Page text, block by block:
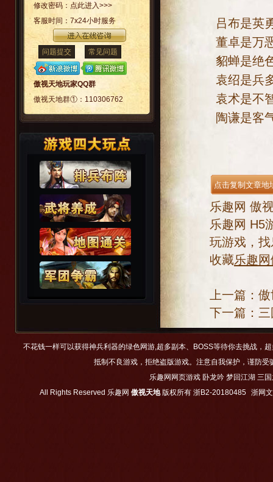
修改密码： 点此进入>>>
客服时间： 7x24小时服务
问题提交 常见问题
傲视天地玩家QQ群
傲视天地群①： 110306762
吕布是英勇
董卓是万恶
貂蝉是绝色
袁绍是兵多
袁术是不智
陶谦是客气
乐趣网 傲
乐趣网 H5
玩游戏，
收藏乐趣
上一篇：
下一篇：
不花钱一样可以获得神兵利器的绿色网游,超多副本、BOSS等待你去挑战，
抵制不良游戏，拒绝盗版游戏。注意自我保护，谨防
乐趣网网页游戏 卧龙吟 梦回江湖 三
All Rights Reserved 乐趣网 傲视天地版权所有 浙B2-20180485 浙网